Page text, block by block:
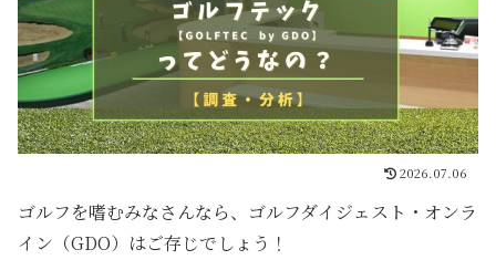
2026.07.06
ゴルフを嗜むみなさんなら、ゴルフダイジェスト・オンラ
イン（GDO）はご存じでしょう！